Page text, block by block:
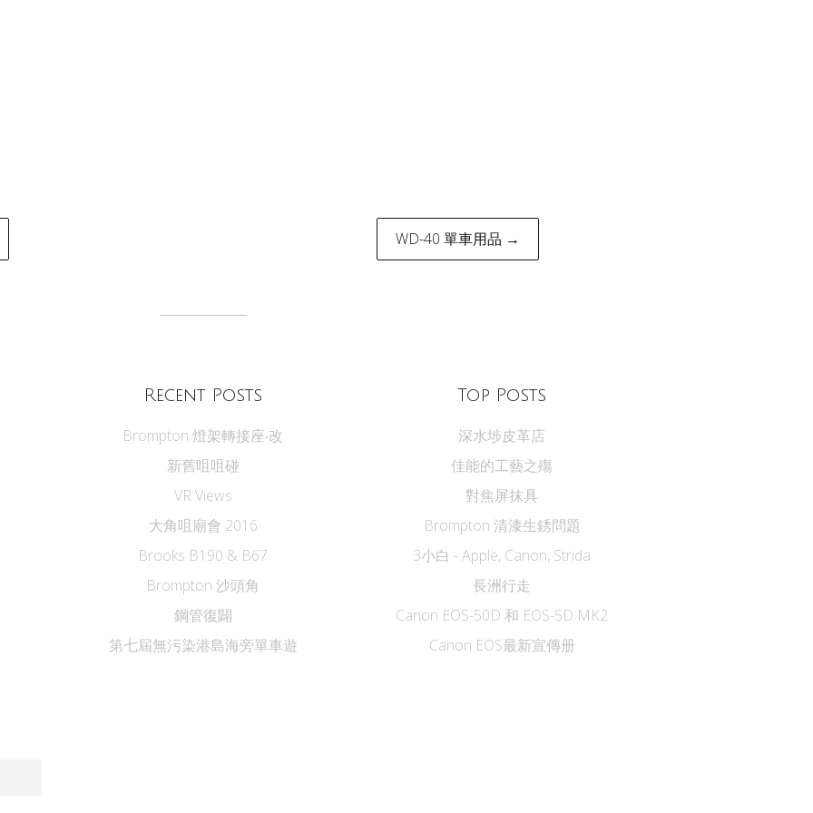
WD-40 單車用品 →
Recent Posts
Brompton 燈架轉接座‧改
新舊咀咀碰
VR Views
大角咀廟會 2016
Brooks B190 & B67
Brompton 沙頭角
鋼管復闢
第七屆無污染港島海旁單車遊
Top Posts
深水埗皮革店
佳能的工藝之殤
對焦屏抹具
Brompton 清漆生銹問題
3小白 - Apple, Canon, Strida
長洲行走
Canon EOS-50D 和 EOS-5D MK2
Canon EOS最新宣傳册